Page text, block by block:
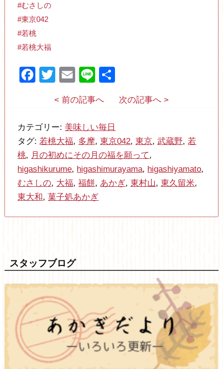
#むさしの
#東京042
#若桃
#若桃大福
Facebook
Twitter
Email
Line
< 前の記事へ 次の記事へ >
カテゴリー: 美味しい毎日
タグ: 若桃大福, 多摩,東京042,東京,武蔵野, 若
桃, 月の初めにその月の福を願って,
higashikurume, higashimurayama, higashiyamato,
むさしの, 大福,福餅, あかぎ,東村山,東久留米,
東大和,菓子処あかぎ
スタッフブログ